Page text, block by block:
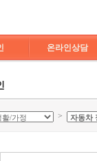
온라인상담
>